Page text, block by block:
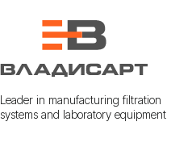
Leader in manufacturing filtration
systems and laboratory equipment